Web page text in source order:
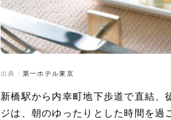
出典： 第一ホテル東京
新橋駅から内幸町地下歩道で直結
ジは、朝のゆったりとした時間を